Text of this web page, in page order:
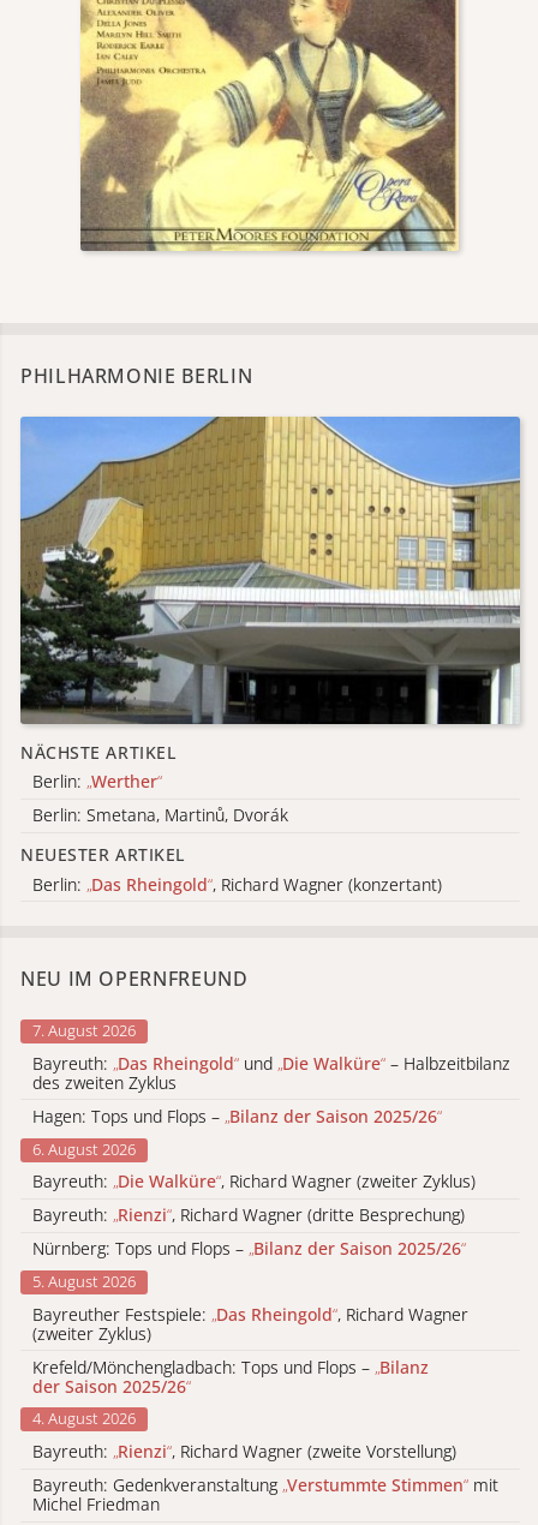
PHILHARMONIE BERLIN
NÄCHSTE ARTIKEL
Berlin: „Werther“
Berlin: Smetana, Martinů, Dvorák
NEUESTER ARTIKEL
Berlin: „Das Rheingold“, Richard Wagner (konzertant)
NEU IM OPERNFREUND
7. August 2026
Bayreuth: „Das Rheingold“ und „Die Walküre“ – Halbzeitbilanz
des zweiten Zyklus
Hagen: Tops und Flops – „Bilanz der Saison 2025/26“
6. August 2026
Bayreuth: „Die Walküre“, Richard Wagner (zweiter Zyklus)
Bayreuth: „Rienzi“, Richard Wagner (dritte Besprechung)
Nürnberg: Tops und Flops – „Bilanz der Saison 2025/26“
5. August 2026
Bayreuther Festspiele: „Das Rheingold“, Richard Wagner
(zweiter Zyklus)
Krefeld/Mönchengladbach: Tops und Flops – „Bilanz
der Saison 2025/26“
4. August 2026
Bayreuth: „Rienzi“, Richard Wagner (zweite Vorstellung)
Bayreuth: Gedenkveranstaltung „Verstummte Stimmen“ mit
Michel Friedman